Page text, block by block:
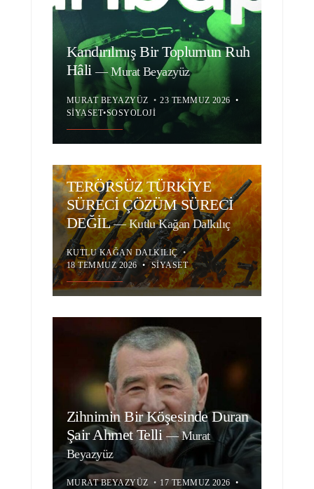
Kandırılmış Bir Toplumun Ruh
Hâli—Murat Beyazyüz
MURAT BEYAZYÜZ • 23 TEMMUZ 2026 •
SIYASET•SOSYOLOJI
TERÖRSÜZ TÜRKİYE
SÜRECİ ÇÖZÜM SÜRECİ
DEĞİL—Kutlu Kağan Dalkılıç
KUTLU KAĞAN DALKILIÇ •
18 TEMMUZ 2026 • SIYASET
Zihnimin Bir Köşesinde Duran
Şair Ahmet Telli—Murat
Beyazyüz
MURAT BEYAZYÜZ • 17 TEMMUZ 2026 •